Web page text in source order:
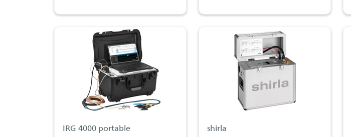
IRG 4000 portable shirla